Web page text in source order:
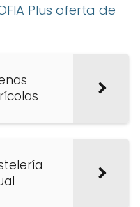
Plus oferta de